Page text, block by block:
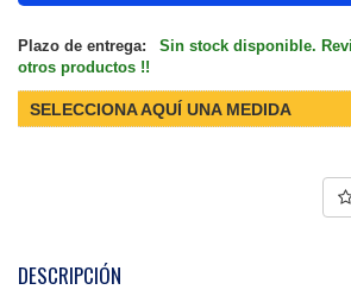
Plazo de entrega:
Sin stock disponible.
otros productos !!
SELECCIONA AQUÍ UNA MEDIDA
DESCRIPCIÓN